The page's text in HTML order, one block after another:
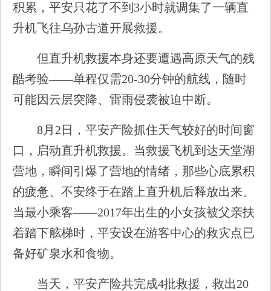
积累，平安只花了不到3小时就调集了一辆直
升机飞往乌孙古道开展救援。
但直升机救援本身还要遭遇高原天气的残
酷考验——单程仅需20-30分钟的航线，随时
可能因云层突降、雷雨侵袭被迫中断。
8月2日，平安产险抓住天气较好的时间窗
口，启动直升机救援。当救援飞机到达天堂湖
营地，瞬间引爆了营地的情绪，那些心底累积
的疲惫、不安终于在踏上直升机后释放出来。
当最小乘客——2017年出生的小女孩被父亲扶
着踏下舷梯时，平安设在游客中心的救灾点已
备好矿泉水和食物。
当天，平安产险共完成4批救援，救出20